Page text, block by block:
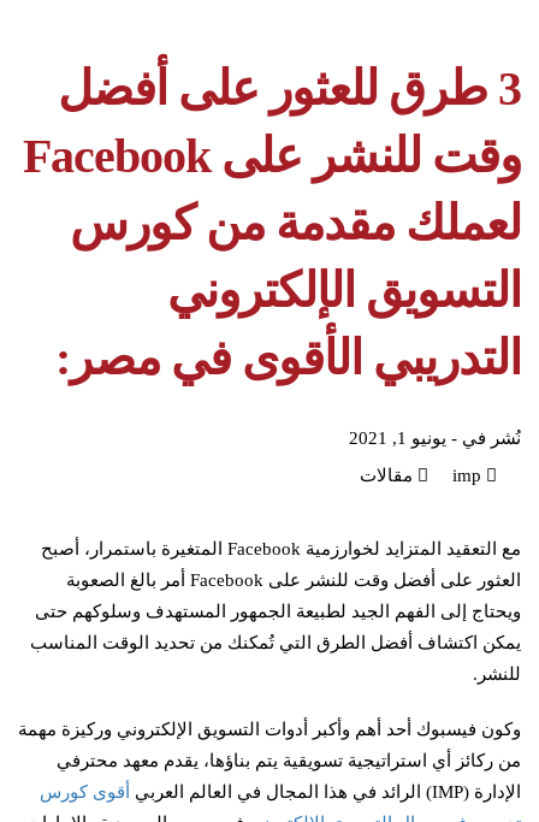
3 طرق للعثور على أفضل
وقت للنشر على Facebook
لعملك مقدمة من كورس
التسويق الإلكتروني
التدريبي الأقوى في مصر:
نُشر في - يونيو 1, 2021
imp
مقالات
مع التعقيد المتزايد لخوارزمية Facebook المتغيرة باستمرار، أصبح
العثور على أفضل وقت للنشر على Facebook أمر بالغ الصعوبة
ويحتاج إلى الفهم الجيد لطبيعة الجمهور المستهدف وسلوكهم حتى
يمكن اكتشاف أفضل الطرق التي تُمكنك من تحديد الوقت المناسب
للنشر.
وكون فيسبوك أحد أهم وأكبر أدوات التسويق الإلكتروني وركيزة مهمة
من ركائز أي استراتيجية تسويقية يتم بناؤها، يقدم معهد محترفي
الإدارة (IMP) الرائد في هذا المجال في العالم العربي
أقوى كورس